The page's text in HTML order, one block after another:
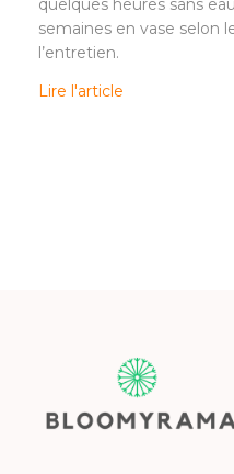
quelques heures sans
semaines en vase selon
l’entretien.
Lire l'article